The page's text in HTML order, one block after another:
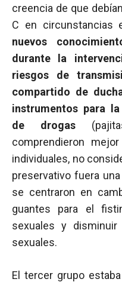
creencia de que
C en circunstancias
nuevos
durante la
riesgos de
compartido de
instrumentos para
de drogas
comprendieron
individuales, no
preservativo fuera
se centraron en
guantes para el
sexuales y
sexuales.
El tercer grupo